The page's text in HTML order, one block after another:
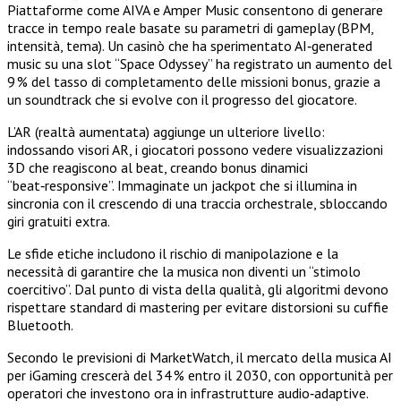
Piattaforme come AIVA e Amper Music consentono di generare
tracce in tempo reale basate su parametri di gameplay (BPM,
intensità, tema). Un casinò che ha sperimentato AI‑generated
music su una slot “Space Odyssey” ha registrato un aumento del
9 % del tasso di completamento delle missioni bonus, grazie a
un soundtrack che si evolve con il progresso del giocatore.
L’AR (realtà aumentata) aggiunge un ulteriore livello:
indossando visori AR, i giocatori possono vedere visualizzazioni
3D che reagiscono al beat, creando bonus dinamici
“beat‑responsive”. Immaginate un jackpot che si illumina in
sincronia con il crescendo di una traccia orchestrale, sbloccando
giri gratuiti extra.
Le sfide etiche includono il rischio di manipolazione e la
necessità di garantire che la musica non diventi un “stimolo
coercitivo”. Dal punto di vista della qualità, gli algoritmi devono
rispettare standard di mastering per evitare distorsioni su cuffie
Bluetooth.
Secondo le previsioni di MarketWatch, il mercato della musica AI
per iGaming crescerà del 34 % entro il 2030, con opportunità per
operatori che investono ora in infrastrutture audio‑adaptive.